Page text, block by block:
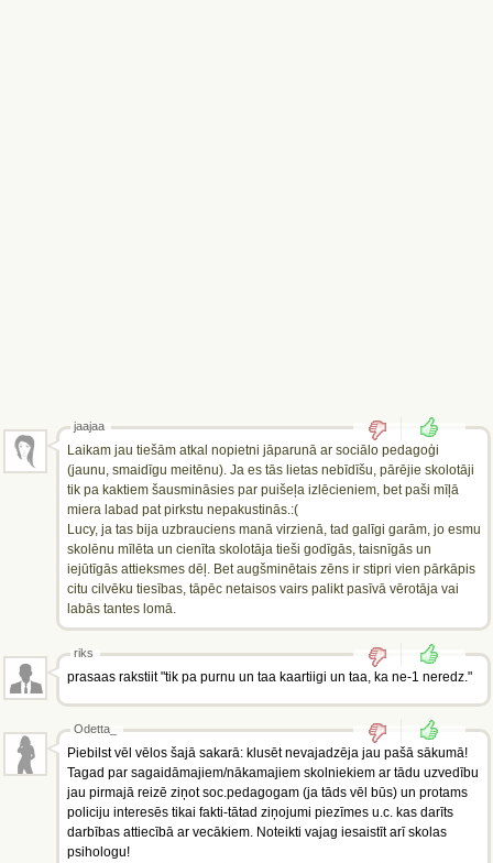
jaajaa
Laikam jau tiešām atkal nopietni jāparunā ar sociālo pedagoģi
(jaunu, smaidīgu meitēnu). Ja es tās lietas nebīdīšu, pārējie skolotāji
tik pa kaktiem šausmināsies par puišeļa izlēcieniem, bet paši mīļā
miera labad pat pirkstu nepakustinās.:(
Lucy, ja tas bija uzbrauciens manā virzienā, tad galīgi garām, jo esmu
skolēnu mīlēta un cienīta skolotāja tieši godīgās, taisnīgās un
iejūtīgās attieksmes dēļ. Bet augšminētais zēns ir stipri vien pārkāpis
citu cilvēku tiesības, tāpēc netaisos vairs palikt pasīvā vērotāja vai
labās tantes lomā.
riks
prasaas rakstiit "tik pa purnu un taa kaartiigi un taa, ka ne-1 neredz."
Odetta_
Piebilst vēl vēlos šajā sakarā: klusēt nevajadzēja jau pašā sākumā!
Tagad par sagaidāmajiem/nākamajiem skolniekiem ar tādu uzvedību
jau pirmajā reizē ziņot soc.pedagogam (ja tāds vēl būs) un protams
policiju interesēs tikai fakti-tātad ziņojumi piezīmes u.c. kas darīts
darbības attiecībā ar vecākiem. Noteikti vajag iesaistīt arī skolas
psihologu!